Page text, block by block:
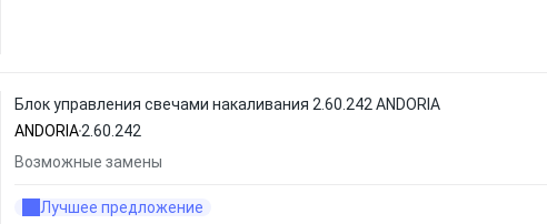
Блок управления свечами накаливания 2.60.242 ANDORIA
ANDORIA2.60.242
Возможные замены
Лучшее предложение